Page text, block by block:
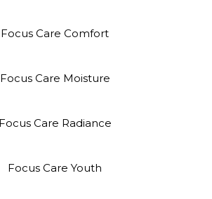
Focus Care Comfort
Focus Care Moisture
Focus Care Radiance
Focus Care Youth